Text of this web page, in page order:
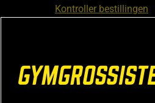
Kontroller bestillingen